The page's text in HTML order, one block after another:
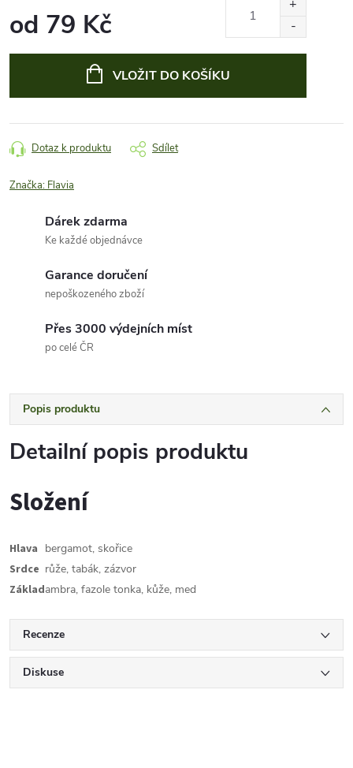
od 79 Kč
VLOŽIT DO KOŠÍKU
Dotaz k produktu Sdílet
Značka: Flavia
Dárek zdarma
Ke každé objednávce
Garance doručení
nepoškozeného zboží
Přes 3000 výdejních míst
po celé ČR
Popis produktu
Detailní popis produktu
Složení
Hlava bergamot, skořice
Srdce růže, tabák, zázvor
Základambra, fazole tonka, kůže, med
Recenze
Diskuse